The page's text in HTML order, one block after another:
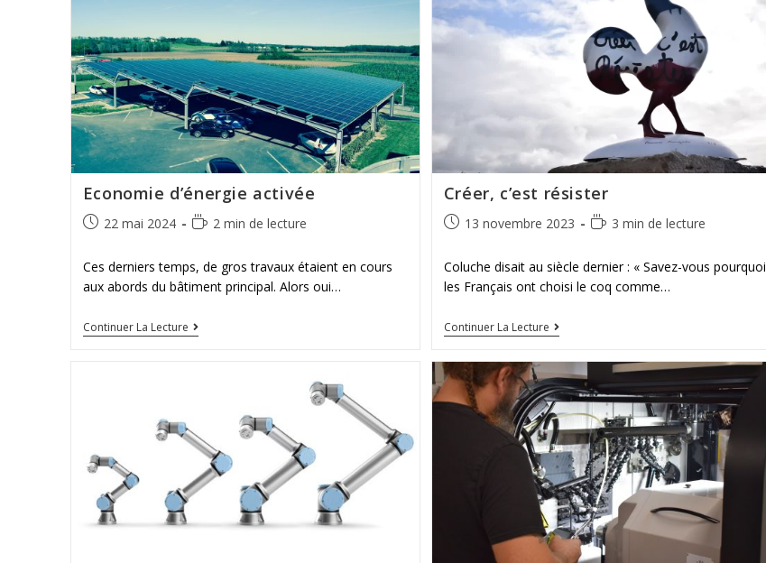
Economie d’énergie activée
22 mai 2024 2 min de lecture
Ces derniers temps, de gros travaux étaient en cours
aux abords du bâtiment principal. Alors oui…
Continuer La Lecture
Créer, c’est résister
13 novembre 2023 3 min de lecture
Coluche disait au siècle dernier : « Savez-vous pourquoi
les Français ont choisi le coq comme…
Continuer La Lecture